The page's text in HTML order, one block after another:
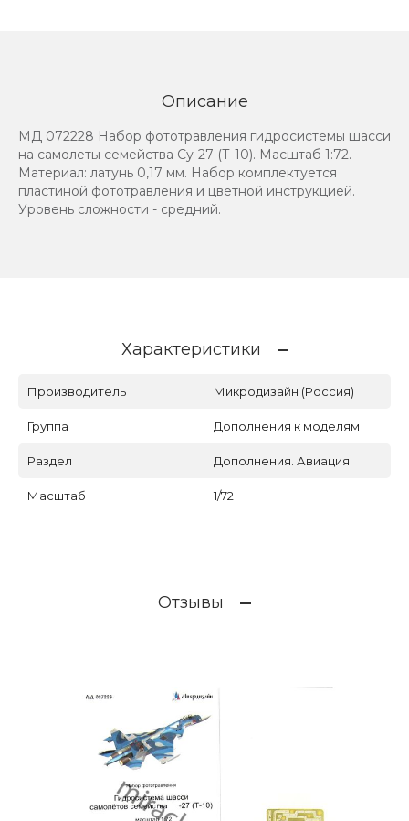
Описание
МД 072228 Набор фототравления гидросистемы шасси
на самолеты семейства Су-27 (Т-10). Масштаб 1:72.
Материал: латунь 0,17 мм. Набор комплектуется
пластиной фототравления и цветной инструкцией.
Уровень сложности - средний.
Характеристики
Производитель Микродизайн (Россия)
Группа Дополнения к моделям
Раздел Дополнения. Авиация
Масштаб 1/72
Отзывы